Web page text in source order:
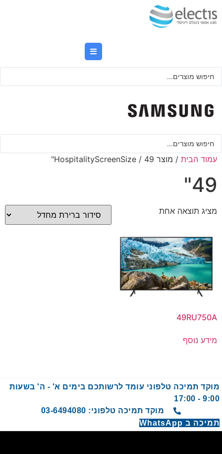
לתוכן
Search
Search
עמוד הבית / מוצר HospitalityScreenSize / 49"
49"
מציג תוצאה אחת
49RU750A
מידע נוסף
מוקד תמיכה טלפוני עומד לרשותכם בימים א' - ה' בשעות
9:00 - 17:00
מוקד תמיכה טלפוני: 03-6494080
תמיכה ב WhatsApp